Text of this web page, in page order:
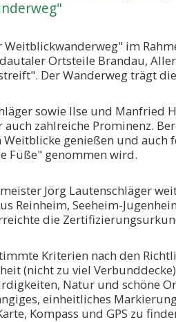
im
Ortsteile Brandau,
Der Wanderweg trägt
sowie Ilse und Manfried
zahlreiche Prominenz.
genießen und auch
Füße" genommen wird.
Jörg Lautenschläger
Reinheim, Seeheim-
die
Kriterien nach den
(nicht zu viel
Natur und schöne
einheitliches
Kompass und GPS zu